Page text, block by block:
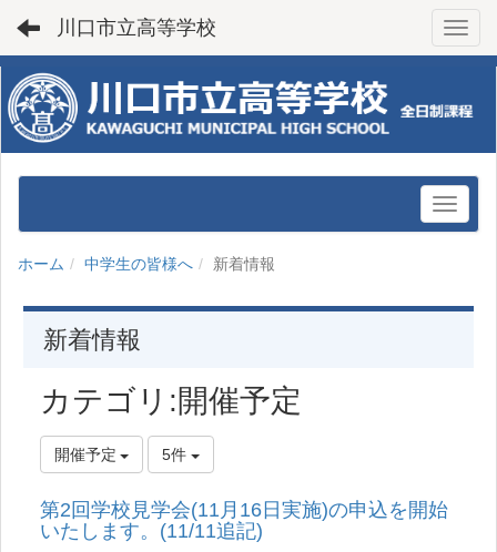
川口市立高等学校
ホーム 中学生の皆様へ 新着情報
新着情報
カテゴリ:開催予定
開催予定 5件
第2回学校見学会(11月16日実施)の申込を開始
いたします。(11/11追記)